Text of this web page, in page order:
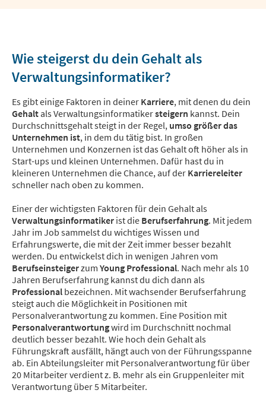
Wie steigerst du dein Gehalt als
Verwaltungsinformatiker?
Es gibt einige Faktoren in deiner Karriere, mit denen du dein
Gehaltals Verwaltungsinformatikersteigern kannst. Dein
Durchschnittsgehalt steigt in der Regel, umso größer das
Unternehmen ist, in dem du tätig bist. In großen
Unternehmen und Konzernen ist das Gehalt oft höher als in
Start-ups und kleinen Unternehmen. Dafür hast du in
kleineren Unternehmen die Chance, auf der Karriereleiter
schneller nach oben zu kommen.
Einer der wichtigsten Faktoren für dein Gehalt als
Verwaltungsinformatiker ist die Berufserfahrung. Mit jedem
Jahr im Job sammelst du wichtiges Wissen und
Erfahrungswerte, die mit der Zeit immer besser bezahlt
werden. Du entwickelst dich in wenigen Jahren vom
Berufseinsteigerzum Young Professional. Nach mehr als 10
Jahren Berufserfahrung kannst du dich dann als
Professional bezeichnen. Mit wachsender Berufserfahrung
steigt auch die Möglichkeit in Positionen mit
Personalverantwortung zu kommen. Eine Position mit
Personalverantwortungwird im Durchschnitt nochmal
deutlich besser bezahlt. Wie hoch dein Gehalt als
Führungskraft ausfällt, hängt auch von der Führungsspanne
ab. Ein Abteilungsleiter mit Personalverantwortung für über
20 Mitarbeiter verdient z. B. mehr als ein Gruppenleiter mit
Verantwortung über 5 Mitarbeiter.